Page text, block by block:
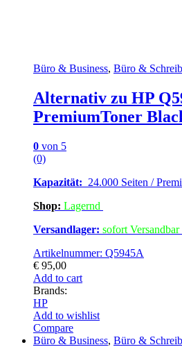
Büro & Business, Büro &
Alternativ zu HP
PremiumToner
0 von 5
(0)
Kapazität: 24.000 Seiten /
Shop: Lagernd
Versandlager: sofort Versandbar
Artikelnummer: Q5945A
€ 95,00
Add to cart
Brands:
HP
Add to wishlist
Compare
Büro & Business, Büro &